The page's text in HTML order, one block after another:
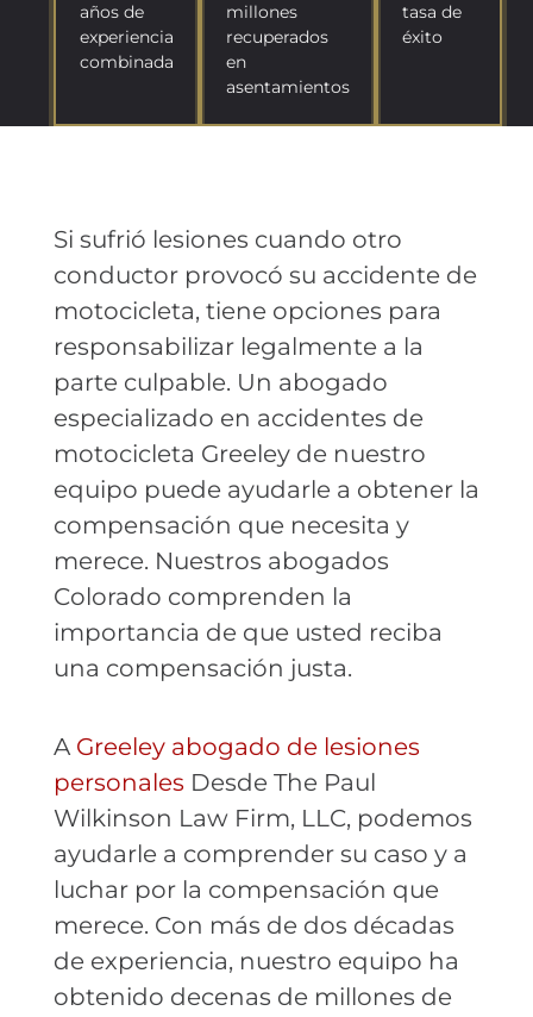
años de
experiencia
combinada
millones
recuperados
en
asentamientos
tasa de
éxito
Si sufrió lesiones cuando otro
conductor provocó su accidente de
motocicleta, tiene opciones para
responsabilizar legalmente a la
parte culpable. Un abogado
especializado en accidentes de
motocicleta Greeley de nuestro
equipo puede ayudarle a obtener la
compensación que necesita y
merece. Nuestros abogados
Colorado comprenden la
importancia de que usted reciba
una compensación justa.
A Greeley abogado de lesiones
personales Desde The Paul
Wilkinson Law Firm, LLC, podemos
ayudarle a comprender su caso y a
luchar por la compensación que
merece. Con más de dos décadas
de experiencia, nuestro equipo ha
obtenido decenas de millones de